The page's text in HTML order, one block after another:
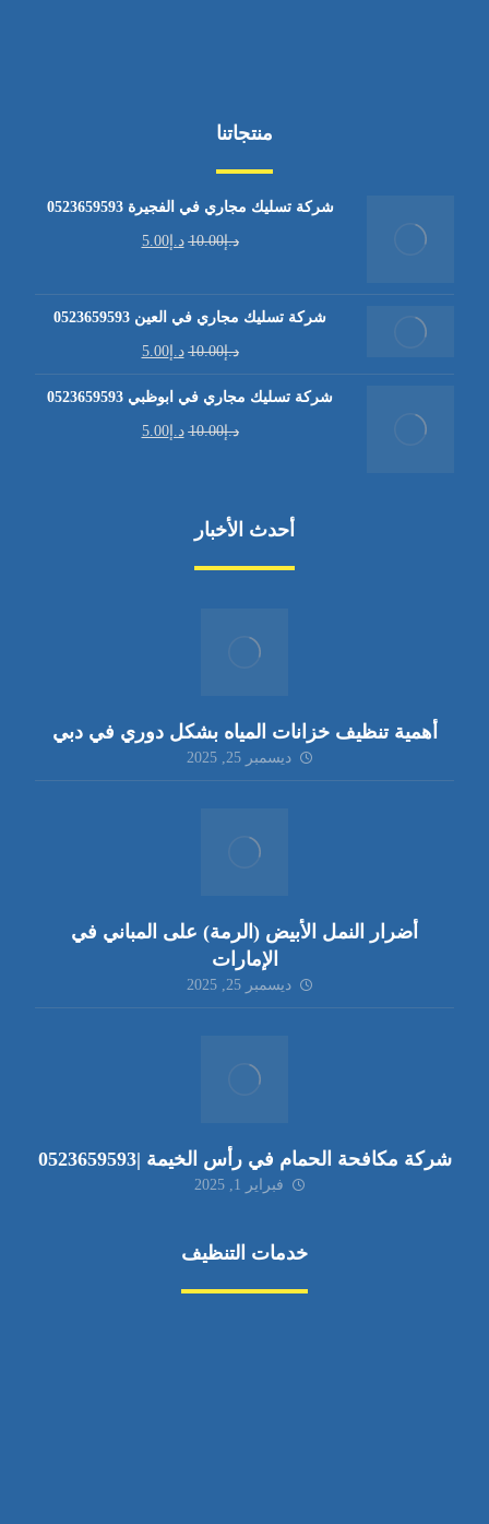
منتجاتنا
شركة تسليك مجاري في الفجيرة 0523659593
د.إ10.00 د.إ5.00
شركة تسليك مجاري في العين 0523659593
د.إ10.00 د.إ5.00
شركة تسليك مجاري في ابوظبي 0523659593
د.إ10.00 د.إ5.00
أحدث الأخبار
أهمية تنظيف خزانات المياه بشكل دوري في دبي
ديسمبر 25, 2025
أضرار النمل الأبيض (الرمة) على المباني في
الإمارات
ديسمبر 25, 2025
شركة مكافحة الحمام في رأس الخيمة |0523659593
فبراير 1, 2025
خدمات التنظيف